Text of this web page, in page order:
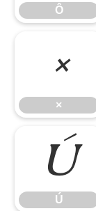
Ô
×
×
Ú
Ú